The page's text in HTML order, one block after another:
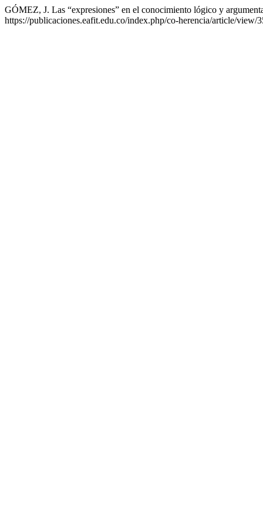
GÓMEZ, J. Las “expresiones” en el conocimiento lógico y
https://publicaciones.eafit.edu.co/index.php/co-herencia/article/view/